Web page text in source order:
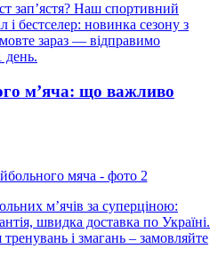
зап’ястя? Наш спортивний
бестселер: новинка сезону з
зараз — відправимо
день.
м’яча: що важливо
м’ячів за суперціною:
швидка доставка по Україні.
і змагань – замовляйте